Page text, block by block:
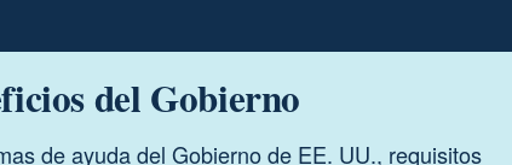
del Gobierno
de ayuda del Gobierno de EE. UU., requisitos